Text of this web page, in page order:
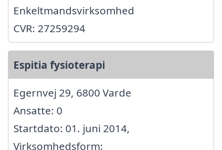
Enkeltmandsvirksomhed
CVR: 27259294
Espitia fysioterapi
Egernvej 29, 6800 Varde
Ansatte: 0
Startdato: 01. juni 2014,
Virksomhedsform: